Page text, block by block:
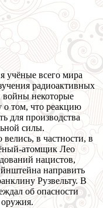
учёные всего мира
радиоактивных
войны некоторые
о том, что реакцию
для производства
силы.
в частности, в
атомщик Лео
нацистов,
направить
Рузвельту. В
об опасности
оружия.